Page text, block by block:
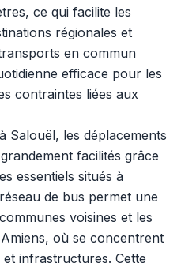
ce qui facilite les
régionales et
en commun
efficace pour les
contraintes liées aux
Salouël, les déplacements
facilités grâce
essentiels situés à
de bus permet une
voisines et les
où se concentrent
infrastructures. Cette